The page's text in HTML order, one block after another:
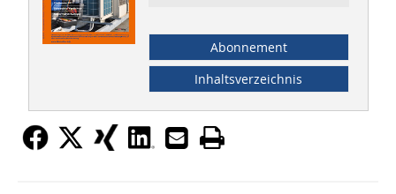
Abonnement
Inhaltsverzeichnis